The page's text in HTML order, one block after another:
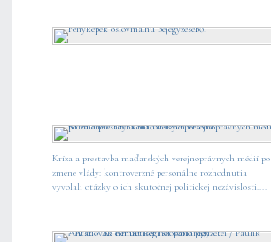
Kríza a prestavba maďarských verejnoprávnych médií po
zmene vlády: kontroverzné personálne rozhodnutia
vyvolali otázky o ich skutočnej politickej nezávislosti....